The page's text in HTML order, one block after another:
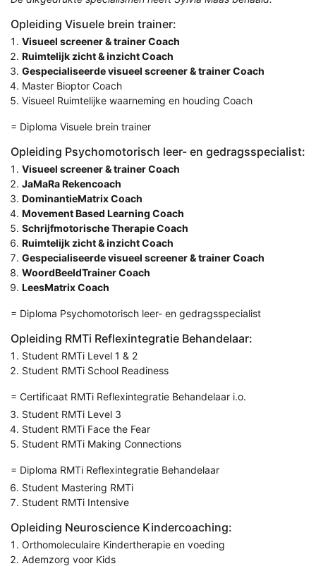
Opleiding Visuele brein trainer:
Visueel screener & trainer Coach
Ruimtelijk zicht & inzicht Coach
Gespecialiseerde visueel screener & trainer Coach
Master Bioptor Coach
Visueel Ruimtelijke waarneming en houding Coach
= Diploma Visuele brein trainer
Opleiding Psychomotorisch leer- en gedragsspecialist:
Visueel screener & trainer Coach
JaMaRa Rekencoach
DominantieMatrix Coach
Movement Based Learning Coach
Schrijfmotorische Therapie Coach
Ruimtelijk zicht & inzicht Coach
Gespecialiseerde visueel screener & trainer Coach
WoordBeeldTrainer Coach
LeesMatrix Coach
= Diploma Psychomotorisch leer- en gedragsspecialist
Opleiding RMTi Reflexintegratie Behandelaar:
Student RMTi Level 1 & 2
Student RMTi School Readiness
= Certificaat RMTi Reflexintegratie Behandelaar i.o.
Student RMTi Level 3
Student RMTi Face the Fear
Student RMTi Making Connections
= Diploma RMTi Reflexintegratie Behandelaar
Student Mastering RMTi
Student RMTi Intensive
Opleiding Neuroscience Kindercoaching:
Orthomoleculaire Kindertherapie en voeding
Ademzorg voor Kids